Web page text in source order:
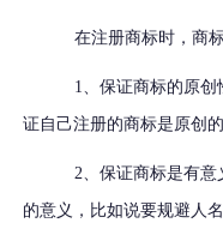
在注册商标时，商
1、保证商标的原
证自己注册的商标是原创的
2、保证商标是有
的意义，比如说要规避人